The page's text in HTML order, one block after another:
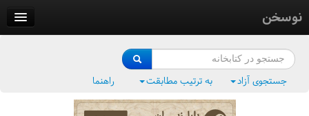
نوسخن
فرهنگ واژگان
جستجوی آزاد به ترتیب مطابقت راهنما